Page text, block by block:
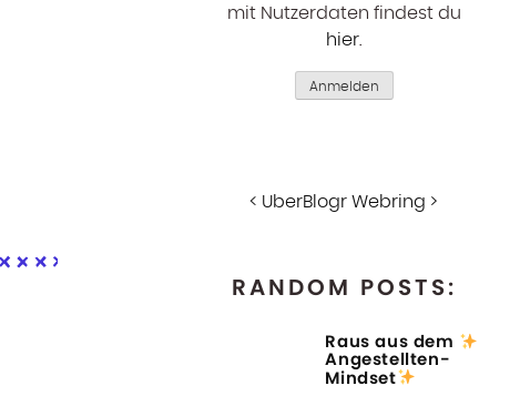
mit Nutzerdaten findest du
hier
Anmelden
< UberBlogr Webring >
RANDOM POSTS:
Raus aus dem
Angestellten-
Mindset